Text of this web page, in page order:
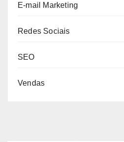
E-mail Marketing
Redes Sociais
SEO
Vendas